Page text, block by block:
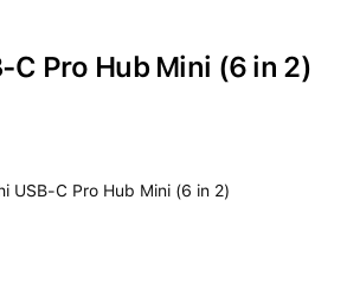
C Pro Hub Mini (6 in 2)